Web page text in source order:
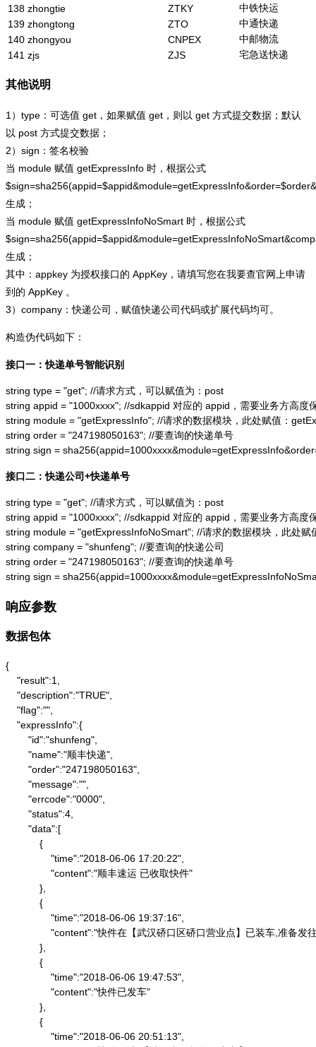
138 zhongtie ZTKY
中铁快运
139 zhongtong ZTO
中通快递
140 zhongyou CNPEX
中邮物流
141 zjs ZJS 宅急送快递
其他说明
1）type：可选值 get，如果赋值 get，则以 get 方式提交数据；默认
以 post 方式提交数据；
2）sign：签名校验
当 module 赋值 getExpressInfo 时，根据公式
生成；
当 module 赋值 getExpressInfoNoSmart 时，根据公式
生成；
其中：appkey 为授权接口的 AppKey，请填写您在我要查官网上申请
到的 AppKey 。
3）company：快递公司，赋值快递公司代码或扩展代码均可。
构造伪代码如下：
接口一：快递单号智能识别
string type = "get"; //请求方式，可以赋值为：post
string appid = "1000xxxx"; //sdkappid 对应的 appid，需要业务方高度
string module = "getExpressInfo"; //请求的数据模块，此处赋值：
string order = "247198050163"; //要查询的快递单号
string sign =
接口二：快递公司+快递单号
string type = "get"; //请求方式，可以赋值为：post
string appid = "1000xxxx"; //sdkappid 对应的 appid，需要业务方高度
string module = "getExpressInfoNoSmart"; //请求的数据模块，此处赋
string company = "shunfeng"; //要查询的快递公司
string order = "247198050163"; //要查询的快递单号
string sign =
响应参数
数据包体
{
    "result":1,
    "description":"TRUE",
    "flag":"",
    "expressInfo":{
        "id":"shunfeng",
        "name":"顺丰快递",
        "order":"247198050163",
        "message":"",
        "errcode":"0000",
        "status":4,
        "data":[
            {
                "time":"2018-06-06 17:20:22",
                "content":"顺丰速运 已收取快件"
            },
            {
                "time":"2018-06-06 19:37:16",
"content":"快件在【武汉硚口区硚口营业点】已装车,准备
            },
            {
                "time":"2018-06-06 19:47:53",
                "content":"快件已发车"
            },
            {
                "time":"2018-06-06 20:51:13",